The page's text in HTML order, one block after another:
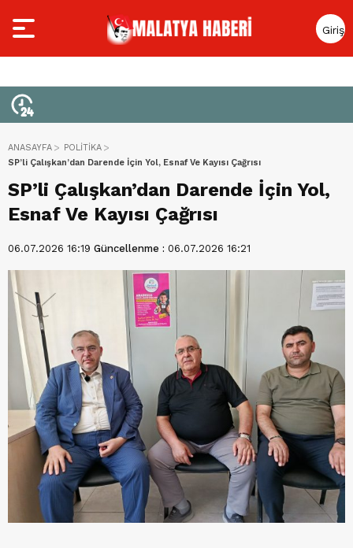
Giriş
Yap
ANASAYFA
POLİTİKA
SP’li Çalışkan’dan Darende İçin Yol, Esnaf Ve Kayısı Çağrısı
SP’li Çalışkan’dan Darende İçin Yol,
Esnaf Ve Kayısı Çağrısı
06.07.2026 16:19 Güncellenme : 06.07.2026 16:21